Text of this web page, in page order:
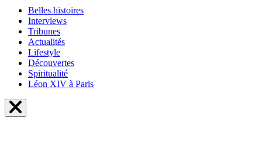
Belles histoires
Interviews
Tribunes
Actualités
Lifestyle
Découvertes
Spiritualité
Léon XIV à Paris